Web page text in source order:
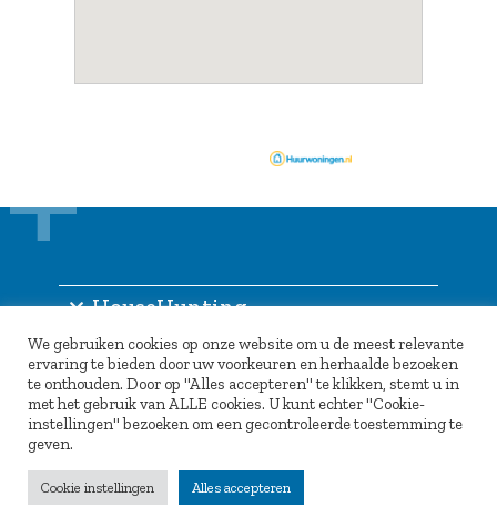
HouseHunting
Informatie
Inlogportaal
Partners
We gebruiken cookies op onze website om u de meest relevante
ervaring te bieden door uw voorkeuren en herhaalde bezoeken
te onthouden. Door op "Alles accepteren" te klikken, stemt u in
met het gebruik van ALLE cookies. U kunt echter "Cookie-
instellingen" bezoeken om een gecontroleerde toestemming te
geven.
Cookie instellingen Alles accepteren